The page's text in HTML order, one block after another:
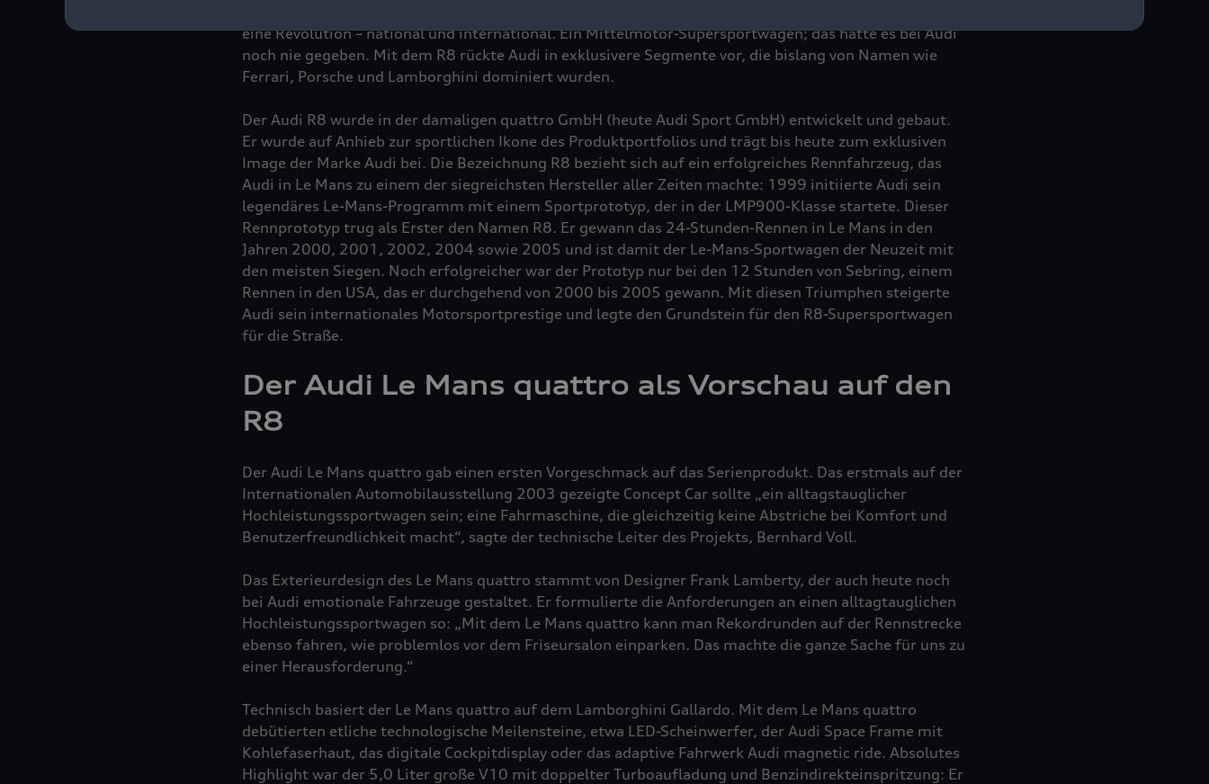
eine Revolution – national und international. Ein Mittelmotor-Supersportwagen; das hatte es bei Audi
noch nie gegeben. Mit dem R8 rückte Audi in exklusivere Segmente vor, die bislang von Namen wie
Ferrari, Porsche und Lamborghini dominiert wurden.
Der Audi R8 wurde in der damaligen quattro GmbH (heute Audi Sport GmbH) entwickelt und gebaut.
Er wurde auf Anhieb zur sportlichen Ikone des Produktportfolios und trägt bis heute zum exklusiven
Image der Marke Audi bei. Die Bezeichnung R8 bezieht sich auf ein erfolgreiches Rennfahrzeug, das
Audi in Le Mans zu einem der siegreichsten Hersteller aller Zeiten machte: 1999 initiierte Audi sein
legendäres Le-Mans-Programm mit einem Sportprototyp, der in der LMP900-Klasse startete. Dieser
Rennprototyp trug als Erster den Namen R8. Er gewann das 24-Stunden-Rennen in Le Mans in den
Jahren 2000, 2001, 2002, 2004 sowie 2005 und ist damit der Le-Mans-Sportwagen der Neuzeit mit
den meisten Siegen. Noch erfolgreicher war der Prototyp nur bei den 12 Stunden von Sebring, einem
Rennen in den USA, das er durchgehend von 2000 bis 2005 gewann. Mit diesen Triumphen steigerte
Audi sein internationales Motorsportprestige und legte den Grundstein für den R8-Supersportwagen
für die Straße.
Der Audi Le Mans quattroals Vorschau auf den
R8
Der Audi Le Mans quattro gab einen ersten Vorgeschmack auf das Serienprodukt. Das erstmals auf der
Internationalen Automobilausstellung 2003 gezeigte Concept Car sollte „ein alltagstauglicher
Hochleistungssportwagen sein; eine Fahrmaschine, die gleichzeitig keine Abstriche bei Komfort und
Benutzerfreundlichkeit macht“, sagte der technische Leiter des Projekts, Bernhard Voll.
Das Exterieurdesign des Le Mans quattro stammt von Designer Frank Lamberty, der auch heute noch
bei Audi emotionale Fahrzeuge gestaltet. Er formulierte die Anforderungen an einen alltagtauglichen
Hochleistungssportwagen so: „Mit dem Le Mans quattro kann man Rekordrunden auf der Rennstrecke
ebenso fahren, wie problemlos vor dem Friseursalon einparken. Das machte die ganze Sache für uns zu
einer Herausforderung.“
Technisch basiert der Le Mans quattro auf dem Lamborghini Gallardo. Mit dem Le Mans quattro
debütierten etliche technologische Meilensteine, etwa LED-Scheinwerfer, der Audi Space Frame mit
Kohlefaserhaut, das digitale Cockpitdisplay oder das adaptive Fahrwerk Audi magnetic ride. Absolutes
Highlight war der 5,0 Liter große V10 mit doppelter Turboaufladung und Benzindirekteinspritzung: Er